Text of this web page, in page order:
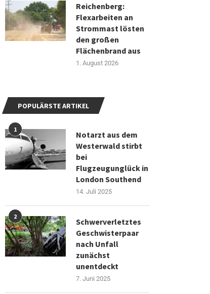
Reichenberg:
Flexarbeiten an
Strommast lösten
den großen
Flächenbrand aus
1. August 2026
POPULÄRSTE ARTIKEL
1
Notarzt aus dem
Westerwald stirbt
bei
Flugzeugunglück in
London Southend
14. Juli 2025
2
Schwerverletztes
Geschwisterpaar
nach Unfall
zunächst
unentdeckt
7. Juni 2025